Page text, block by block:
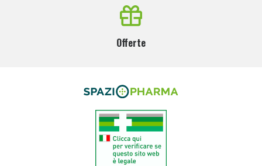
Offerte